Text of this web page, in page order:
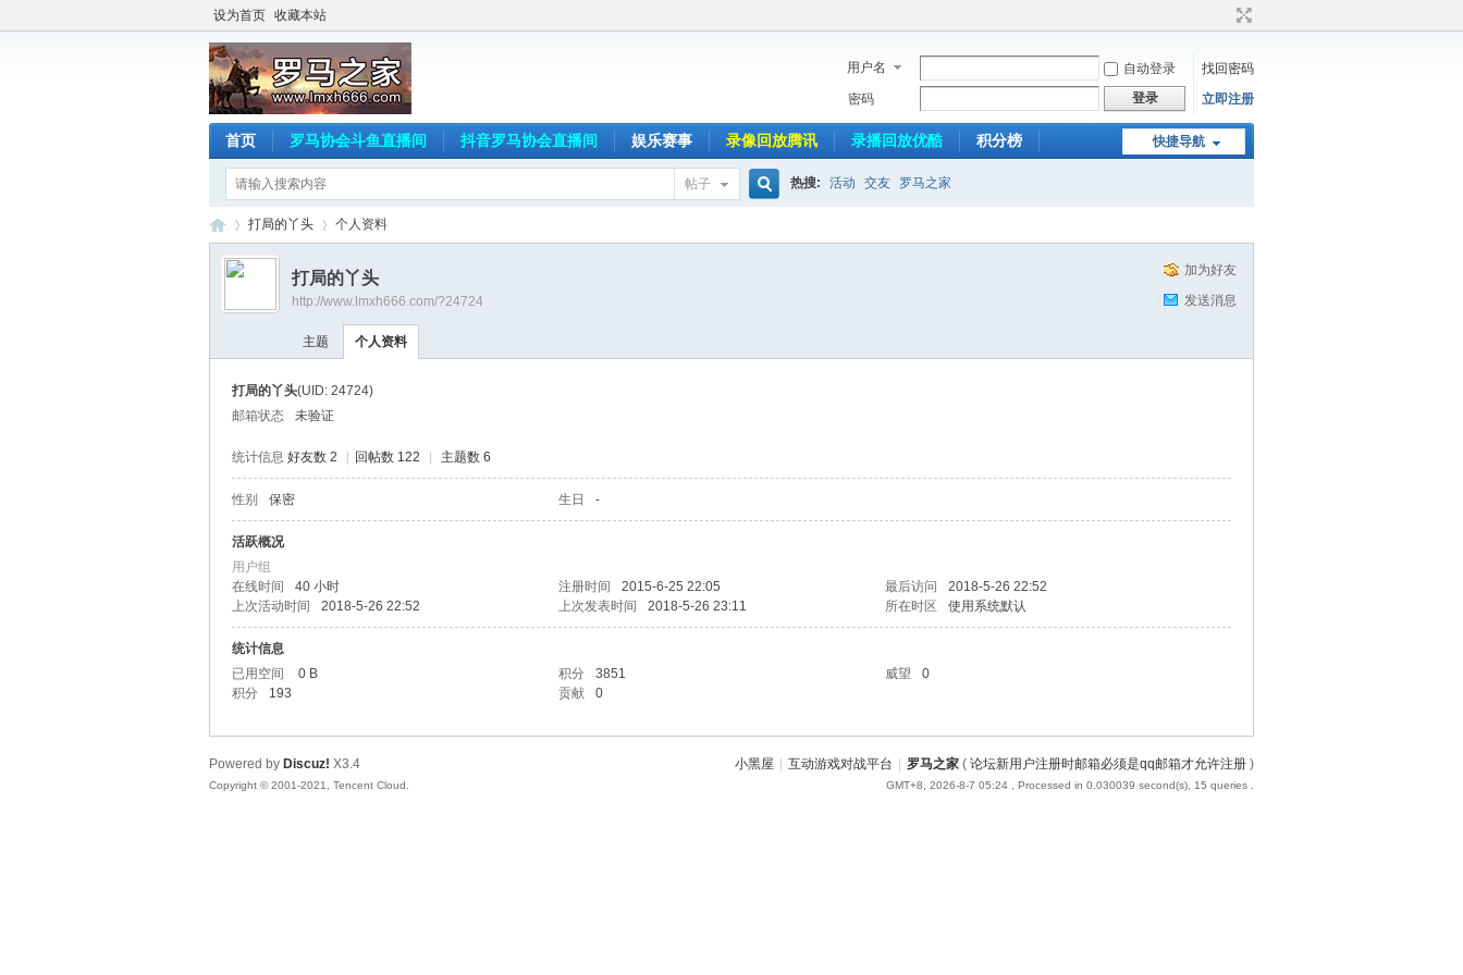
设为首页 收藏本站
用户名 自动登录
找回密码
密码
登录 立即注册
快捷导航
首页 罗马协会斗鱼直播间 抖音罗马协会直播间 娱乐赛事 录像回放腾讯 录播回放优酷 积分榜
帖子 热搜: 活动 交友 罗马之家
›
打局的丫头 个人资料
加为好友
发送消息
打局的丫头
http://www.lmxh666.com/?24724
主题 个人资料
打局的丫头(UID: 24724)
邮箱状态
未验证
统计信息 好友数 2 回帖数 122 主题数 6
性别 保密 生日 -
活跃概况
用户组
在线时间
40 小时 注册时间 2015-6-25 22:05 最后访问
2018-5-26 22:52
上次活动时间
2018-5-26 22:52 上次发表时间 2018-5-26 23:11 所在时区 使用系统默认
统计信息
已用空间
0 B 积分 3851 威望
0
积分
193 贡献 0
小黑屋 互动游戏对战平台 罗马之家 ( 论坛新用户注册时邮箱必须是qq邮箱才允许注册 )
GMT+8, 2026-8-7 05:24 , Processed in 0.030039 second(s), 15 queries .
Powered by Discuz! X3.4
Copyright © 2001-2021, Tencent Cloud.